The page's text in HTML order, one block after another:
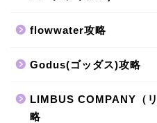
flowwater攻略
Godus(ゴッダス)攻略
LIMBUS COMPANY（
略